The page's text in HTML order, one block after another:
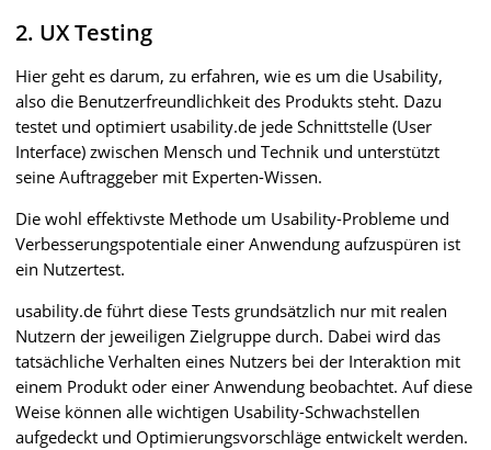
2. UX Testing
Hier geht es darum, zu erfahren, wie es um die Usability,
also die Benutzerfreundlichkeit des Produkts steht. Dazu
testet und optimiert usability.de jede Schnittstelle (User
Interface) zwischen Mensch und Technik und unterstützt
seine Auftraggeber mit Experten-Wissen.
Die wohl effektivste Methode um Usability-Probleme und
Verbesserungspotentiale einer Anwendung aufzuspüren ist
ein Nutzertest.
usability.de führt diese Tests grundsätzlich nur mit realen
Nutzern der jeweiligen Zielgruppe durch. Dabei wird das
tatsächliche Verhalten eines Nutzers bei der Interaktion mit
einem Produkt oder einer Anwendung beobachtet. Auf diese
Weise können alle wichtigen Usability-Schwachstellen
aufgedeckt und Optimierungsvorschläge entwickelt werden.